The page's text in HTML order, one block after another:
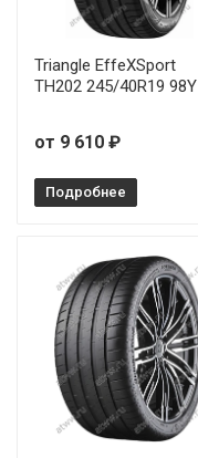
Triangle EffeXSport
TH202 245/40R19 98Y
от 9 610 ₽
Подробнее